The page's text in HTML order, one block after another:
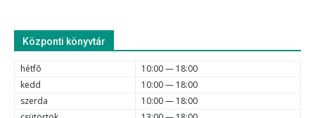
Központi könyvtár
hétfõ
10:00 — 18:00
kedd
10:00 — 18:00
szerda
10:00 — 18:00